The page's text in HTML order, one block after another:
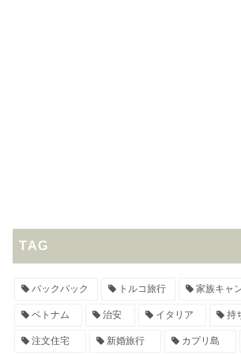
TAG
バックパック トルコ旅行 家族キャ
ベトナム 治安 イタリア 持
注文住宅 新婚旅行 カプリ島